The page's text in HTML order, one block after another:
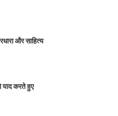
और साहित्य
करते हुए